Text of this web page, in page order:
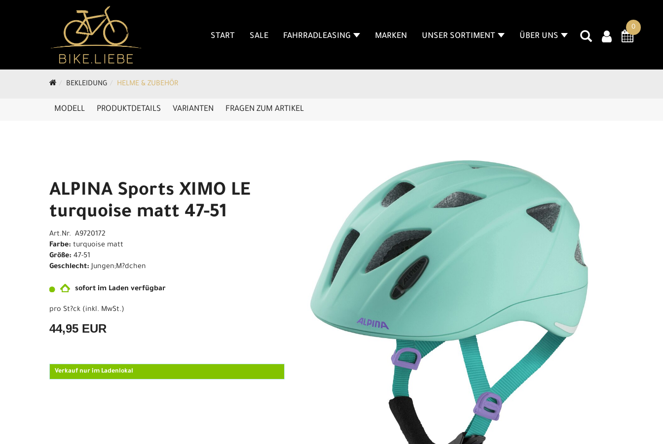
0
START SALE FAHRRADLEASING MARKEN UNSER SORTIMENT ÜBER UNS
BEKLEIDUNG HELME & ZUBEHÖR
MODELL PRODUKTDETAILS VARIANTEN FRAGEN ZUM ARTIKEL
ALPINA Sports XIMO LE
turquoise matt 47-51
Art.Nr. A9720172
Farbe: turquoise matt
Größe: 47-51
Geschlecht: Jungen;M?dchen
sofort im Laden verfügbar
pro St?ck (inkl. MwSt.)
44,95 EUR
Verkauf nur im Ladenlokal